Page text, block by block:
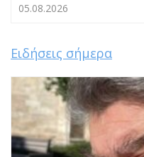
05.08.2026
Ειδήσεις σήμερα